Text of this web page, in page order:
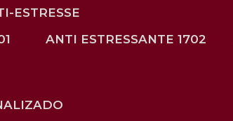
ESTRESSE
ANTI ESTRESSANTE 1702